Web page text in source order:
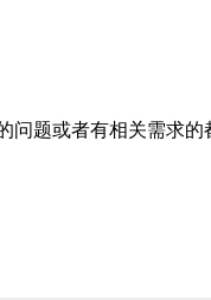
问题或者有相关需求的